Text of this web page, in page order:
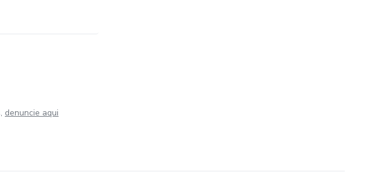
denuncie aqui